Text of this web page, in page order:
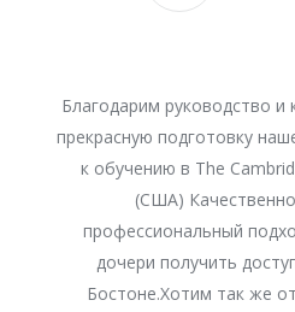
Благодарим руководство и
прекрасную подготовку
к обучению в The
(США)
профессиональный
дочери получить
Бостоне.Хотим так же